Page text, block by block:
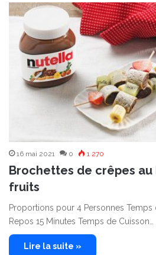
16 mai 2021 0 1 270
Brochettes de crêpes
fruits
Proportions pour 4 Personnes Temps
Repos 15 Minutes Temps de Cuisson…
Lire la suite »